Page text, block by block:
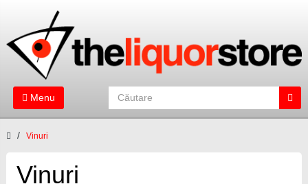
Menu
Vinuri
Vinuri